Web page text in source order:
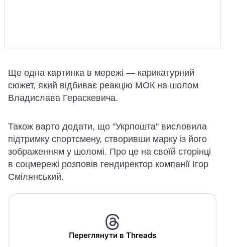
Ще одна картинка в мережі — карикатурний
сюжет, який відбиває реакцію МОК на шолом
Владислава Гераскевича.
Також варто додати, що "Укрпошта" висловила
підтримку спортсмену, створивши марку із його
зображенням у шоломі. Про це на своїй сторінці
в соцмережі розповів гендиректор компанії Ігор
Смілянський.
Переглянути в Threads